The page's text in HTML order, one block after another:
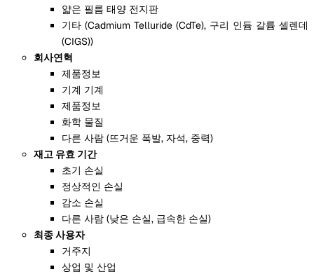
얇은 필름 태양 전지판
기타 (Cadmium Telluride (CdTe), 구리 인듐 갈륨 셀렌데
(CIGS))
회사연혁
제품정보
기계 기계
제품정보
화학 물질
다른 사람 (뜨거운 폭발, 자석, 중력)
재고 유효 기간
초기 손실
정상적인 손실
감소 손실
다른 사람 (낮은 손실, 급속한 손실)
최종 사용자
거주지
상업 및 산업